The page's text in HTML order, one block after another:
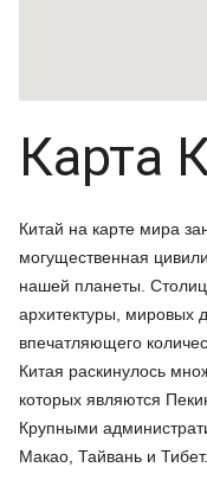
Карта
Китай на карте мира
могущественная
нашей планеты.
архитектуры, мировых
впечатляющего
Китая раскинулось
которых являются
Крупными
Макао, Тайвань и Тибет.